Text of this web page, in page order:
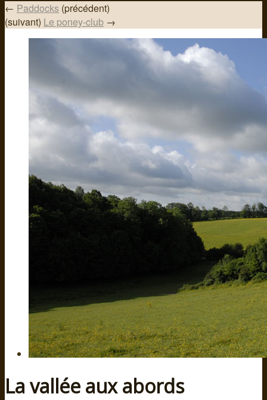
← Paddocks (précédent)
(suivant) Le poney-club →
La vallée aux abords